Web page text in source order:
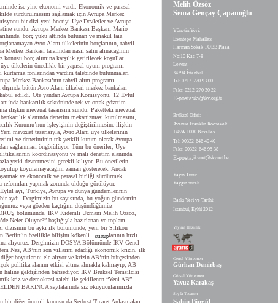
ise yine ekonomi vardı. Ekonomik ve parasal
sürdürülmesini sağlamak için Avrupa Merkez
bir dizi yeni öneriyi Üye Devletler ve Avrupa
sundu. Avrupa Merkez Bankası Başkanı Mario
borç yükü altında bulunan ve makul faiz
Avro Alanı ülkelerinin borçlarının, tahvil
Merkez Bankası tarafından nasıl satın alınacağının
konusu borç alımına karşılık getirilecek koşullar
ülkelerin öncelikle bir yapısal uyum programı
kurtarma fonlarından yardım talebinde bulunmaları
Merkez Bankası’nın tahvil alım programı
bütün Avro Alanı ülkeleri merkez bankaları
edildi. Öte yandan Avrupa Komisyonu, 12 Eylül
bankacılık sektöründe tek ve ortak gözetim
ilişkin mevzuat tasarısını sundu. Paketteki mevzuat
alanında denetim mekanizması kurulmasını,
Kurumu’nun işleyişinin değiştirilmesine ilişkin
mevzuat tasarısıyla, Avro Alanı üye ülkelerinin
ve denetiminin tek yetkili kurum olarak Avrupa
sağlanması öngörülüyor. Tüm bu öneriler, Üye
koordinasyonu ve mali denetim alanında
yetki devretmesini gerekli kılıyor. Bu önerilerin
koyulamayacağını zaman gösterecek. Ancak
ve ekonomik ve parasal birliği sürdürmek
reformları yapmak zorunda olduğu görülüyor.
ayı, Türkiye, Avrupa ve dünya gündemlerinin
aydı. Dergimizin bu sayısında, bu yoğun gündemin
veya gözden kaçtığını düşündüğümüz
bölümünde, İKV Kıdemli Uzmanı Melih Özsöz,
Neler Oluyor?” başlığıyla hazırlanan ve toplam
dizisinin bu ayki ilk bölümünde, yeni bir Silikon
Berlin’in özellikle bilişim kökenli
startuplarının hızlı
alıyoruz. Dergimizin DOSYA Bölümünde İKV Genel
Nas, AB’nin son yıllarını adadığı ekonomik krizin, ilk
boyutlarını ele alıyor ve krizin AB’nin bütçesinden
politika alanını etkisi altına almakla kalmayıp; AB
haline geldiğinden bahsediyor. İKV Brüksel Temsilcisi
kriz ve demokrasi talebi ile şekillenen “Yeni AB”
BAKINCA sayfalarında siz okuyucularımızla
bir diğer önemli konusu da Serbest Ticaret Anlaşmaları.
Melih Özsöz
Sema Gençay Çapanoğlu
YönetimYeri:
Esentepe Mahallesi
Harman Sokak TOBB Plaza
No:10 Kat: 7-8
Levent
34394 İstanbul
Tel: 0212-270 93 00
Faks: 0212-270 30 22
E-posta:ikv@ikv.org.tr
Brüksel Ofisi:
Avenue Franklin Roosevelt
148/A 1000 Buxelles
Tel: 00322-646 40 40
Faks: 00322-646 95 38
E-posta:ikvnet@skynet.be
Yayın Türü:
Yaygın süreli
Baskı Yeri ve Tarihi:
İstanbul, Eylül 2012
Yayına Hazırlık
Genel Yönetmen
Gürhan Demirbaş
Görsel Yönetmen
Yavuz Karakaş
Sayfa Tasarım
Şahin Bingöl